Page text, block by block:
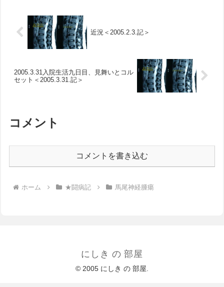
近況＜2005.2.3.記＞
2005.3.31入院生活九日目、見舞いとコル
セット＜2005.3.31.記＞
コメント
コメントを書き込む
ホーム ★闘病記 馬尾神経腫瘍
にしき の 部屋
© 2005 にしき の 部屋.